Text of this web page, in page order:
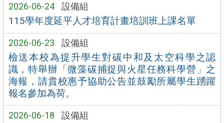
2026-06-24 設備組
115學年度延平人才培育計畫培訓班上課名單
2026-06-23 設備組
檢送本校為提升學生對碳中和及太空科學之認
識，特舉辦「微藻碳捕捉與火星任務科學營」之
海報，請貴校惠予協助公告並鼓勵所屬學生踴躍
報名參加為荷。
2026-06-18 設備組